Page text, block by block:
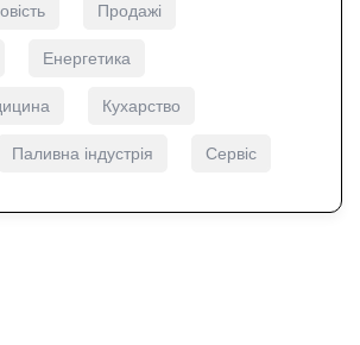
Продажі
Енергетика
Кухарство
Паливна індустрія Сервіс